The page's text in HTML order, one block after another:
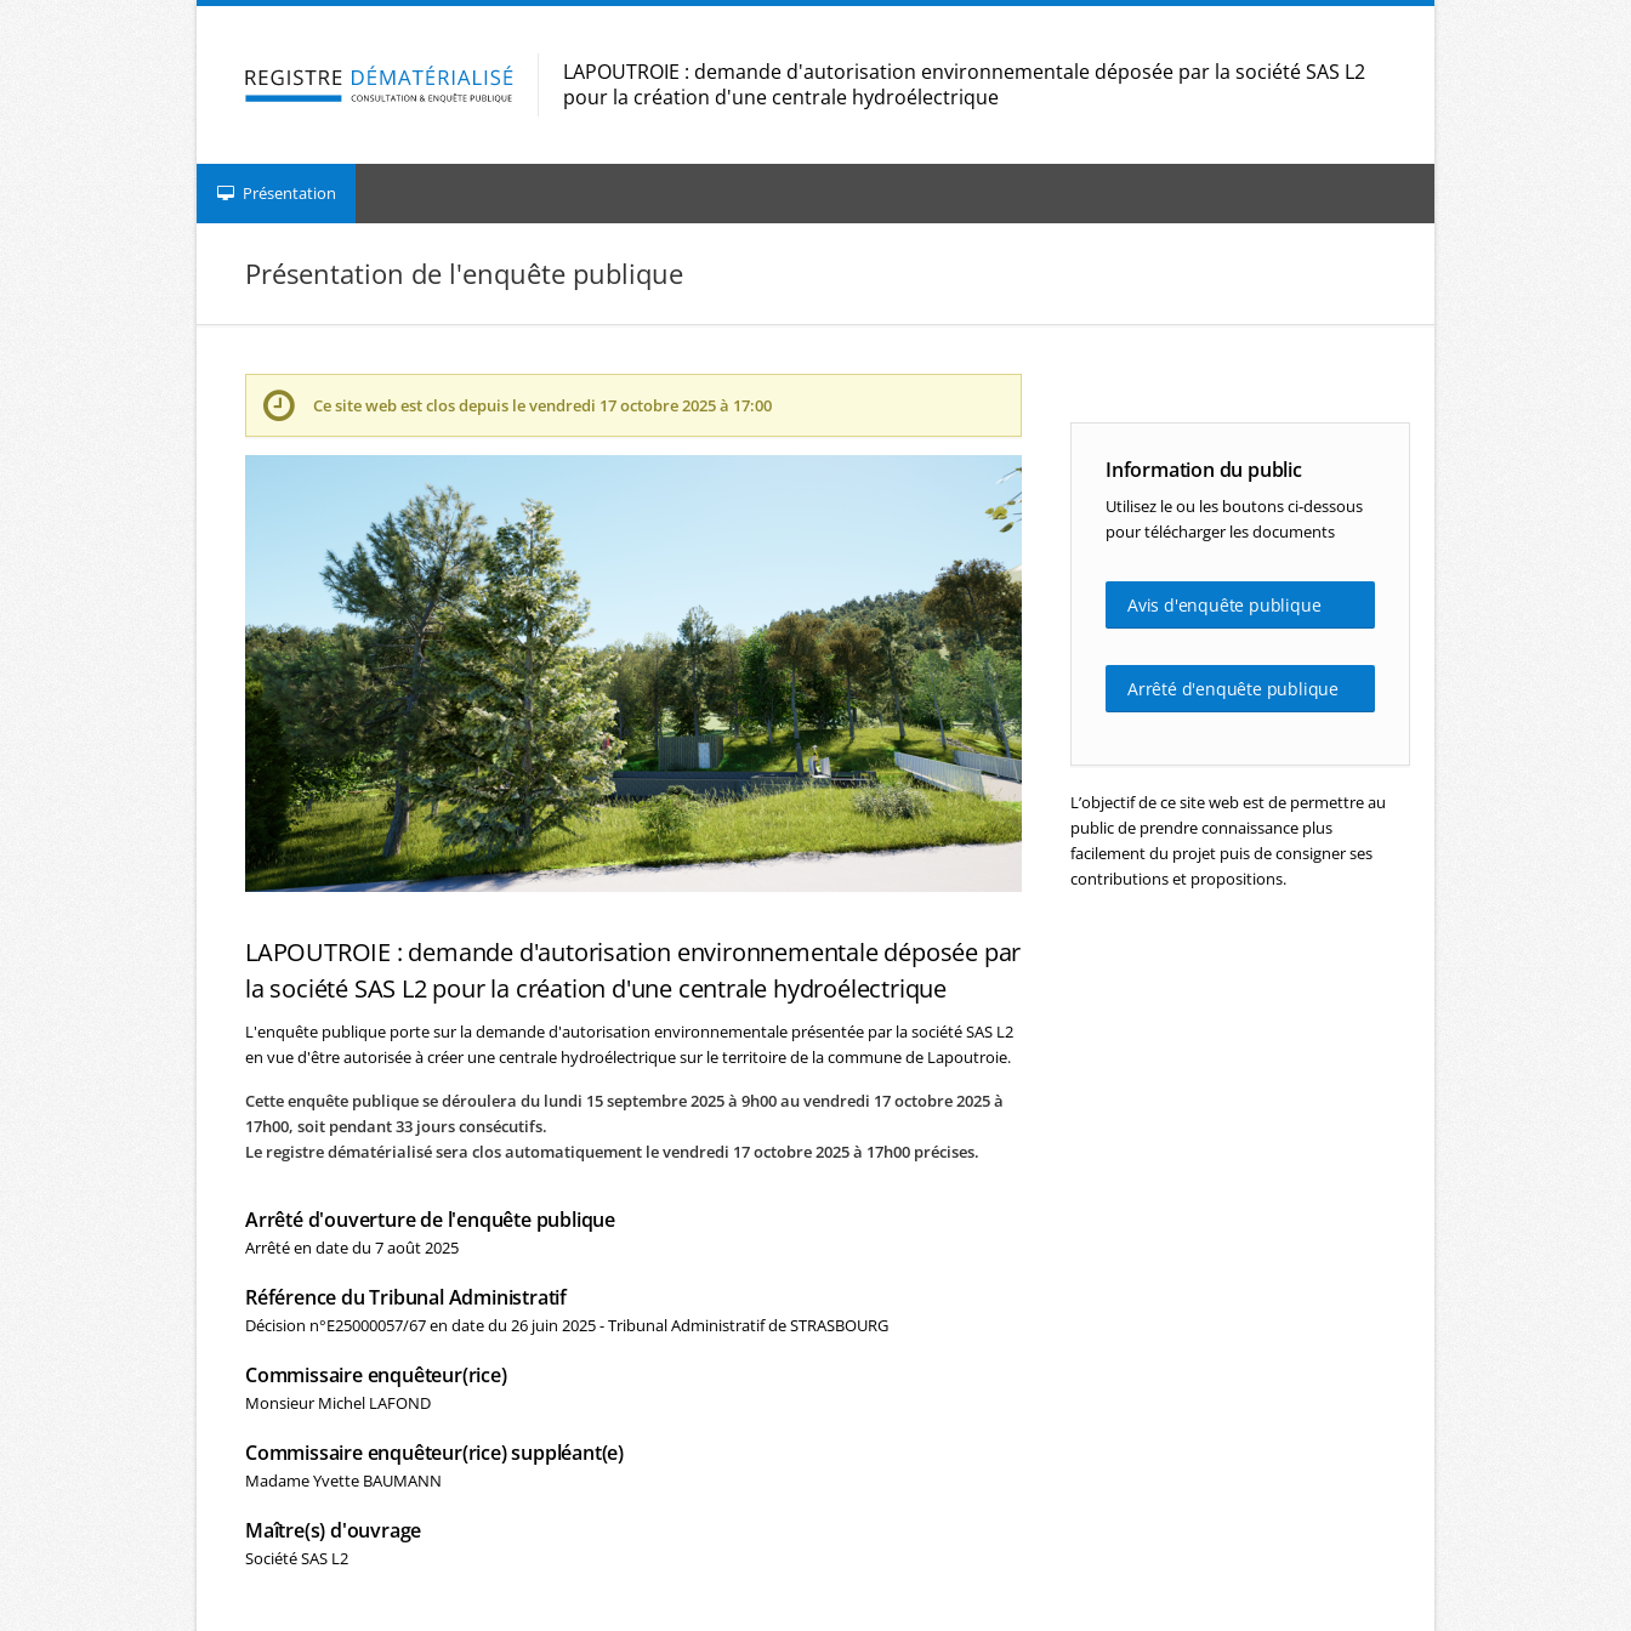
Aller au contenu
LAPOUTROIE : demande d'autorisation environnementale déposée par la société SAS L2
pour la création d'une centrale hydroélectrique
Présentation
Présentation de l'enquête publique
Ce site web est clos depuis levendredi 17 octobre 2025 à 17:00
LAPOUTROIE : demande d'autorisation environnementale déposée par
la société SAS L2 pour la création d'une centrale hydroélectrique
L'enquête publique porte sur la demande d'autorisation environnementale présentée par la société SAS L2
en vue d'être autorisée à créer une centrale hydroélectrique sur le territoire de la commune de Lapoutroie.
Cette enquête publique se déroulera du lundi 15 septembre 2025 à 9h00 au vendredi 17 octobre 2025 à
17h00, soit pendant 33 jours consécutifs.
Le registre dématérialisé sera clos automatiquement le vendredi 17 octobre 2025 à 17h00 précises.
Arrêté d'ouverture de l'enquête publique
Arrêté en date du 7 août 2025
Référence du Tribunal Administratif
Décision n°E25000057/67 en date du 26 juin 2025 - Tribunal Administratif de STRASBOURG
Commissaire enquêteur(rice)
Monsieur Michel LAFOND
Commissaire enquêteur(rice) suppléant(e)
Madame Yvette BAUMANN
Maître(s) d'ouvrage
Société SAS L2
Information du public
Utilisez le ou les boutons ci-dessous
pour télécharger les documents
Avis d'enquête publique
Arrêté d'enquête publique
L’objectif de ce site web est de permettre au
public de prendre connaissance plus
facilement du projet puis de consigner ses
contributions et propositions.